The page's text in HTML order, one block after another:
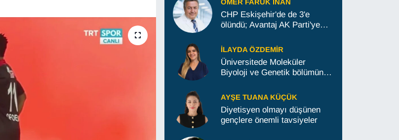
ÖMER FARUK İNAN
CHP Eskişehir'de de 3'e
ölündü; Avantaj AK Parti'ye
İLAYDA ÖZDEMIR
Üniversitede Moleküler
Biyoloji ve Genetik bölümünü
AYŞE TUANA KÜÇÜK
Diyetisyen olmayı düşünen
gençlere önemli tavsiyeler